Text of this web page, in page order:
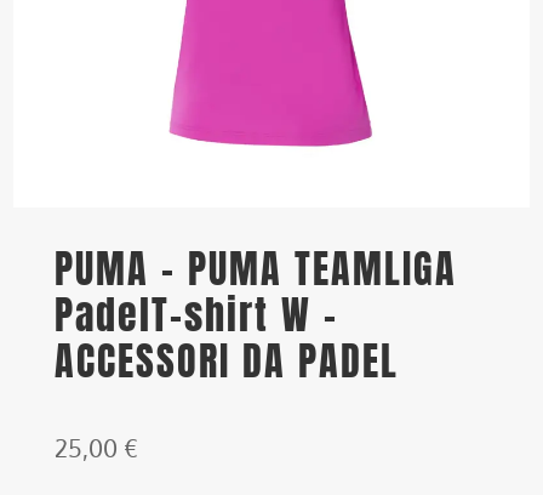
PUMA – PUMA TEAMLIGA
PadelT-shirt W –
ACCESSORI DA PADEL
25,00 €